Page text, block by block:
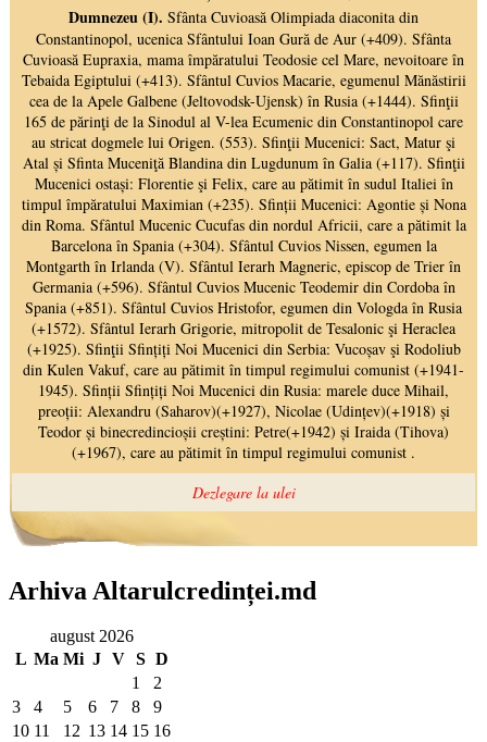
Arhiva Altarulcredinței.md
august 2026
L Ma Mi J V S D
1
2
3
4 5 6 7 8
9
10 11 12 13 14 15 16